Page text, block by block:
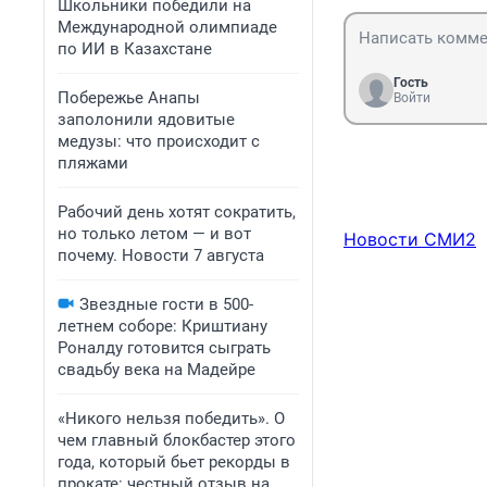
Школьники победили на
Международной олимпиаде
по ИИ в Казахстане
Побережье Анапы
заполонили ядовитые
медузы: что происходит с
пляжами
Рабочий день хотят сократить,
но только летом — и вот
почему. Новости 7 августа
Звездные гости в 500-
летнем соборе: Криштиану
Роналду готовится сыграть
свадьбу века на Мадейре
«Никого нельзя победить». О
чем главный блокбастер этого
года, который бьет рекорды в
Гость
Войти
Новости СМИ2